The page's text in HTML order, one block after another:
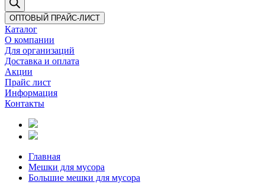
ОПТОВЫЙ ПРАЙС-ЛИСТ
Каталог
О компании
Для организаций
Доставка и оплата
Акции
Прайс лист
Информация
Контакты
Главная
Мешки для мусора
Большие мешки для мусора